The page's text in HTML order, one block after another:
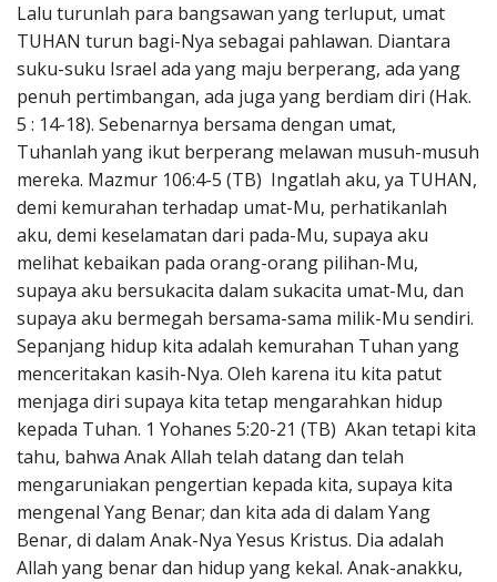
Lalu turunlah para bangsawan yang terluput, umat
TUHAN turun bagi-Nya sebagai pahlawan. Diantara
suku-suku Israel ada yang maju berperang, ada yang
penuh pertimbangan, ada juga yang berdiam diri (Hak.
5 : 14-18). Sebenarnya bersama dengan umat,
Tuhanlah yang ikut berperang melawan musuh-musuh
mereka. Mazmur 106:4-5 (TB) Ingatlah aku, ya TUHAN,
demi kemurahan terhadap umat-Mu, perhatikanlah
aku, demi keselamatan dari pada-Mu, supaya aku
melihat kebaikan pada orang-orang pilihan-Mu,
supaya aku bersukacita dalam sukacita umat-Mu, dan
supaya aku bermegah bersama-sama milik-Mu sendiri.
Sepanjang hidup kita adalah kemurahan Tuhan yang
menceritakan kasih-Nya. Oleh karena itu kita patut
menjaga diri supaya kita tetap mengarahkan hidup
kepada Tuhan. 1 Yohanes 5:20-21 (TB) Akan tetapi kita
tahu, bahwa Anak Allah telah datang dan telah
mengaruniakan pengertian kepada kita, supaya kita
mengenal Yang Benar; dan kita ada di dalam Yang
Benar, di dalam Anak-Nya Yesus Kristus. Dia adalah
Allah yang benar dan hidup yang kekal. Anak-anakku,